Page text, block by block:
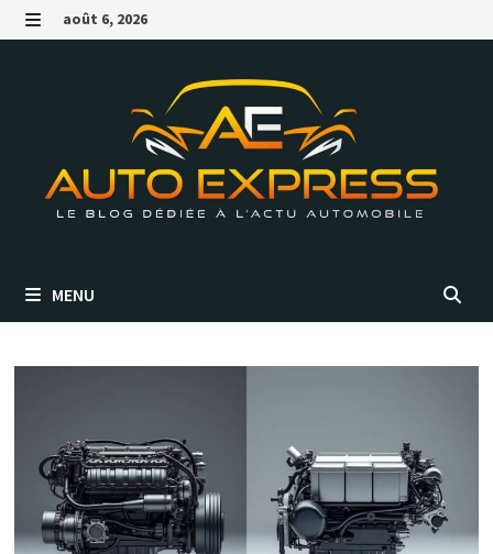
Passer
au MENU
août 6, 2026
MENU